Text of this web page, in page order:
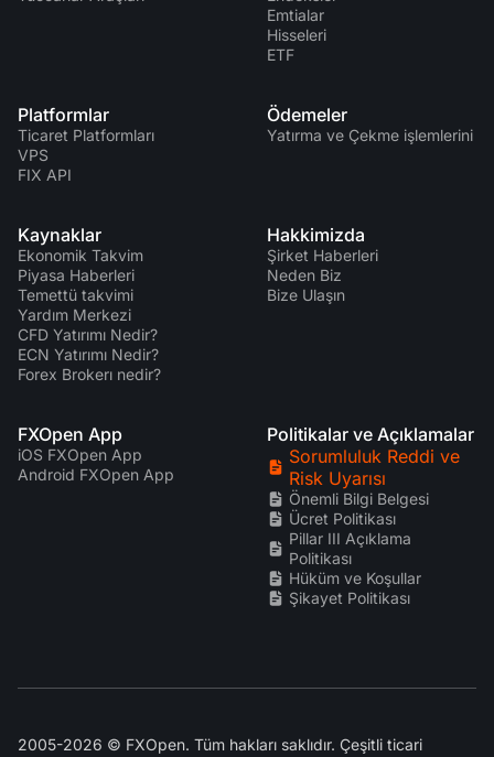
Emtialar
Hisseleri
ETF
Platformlar
Ticaret Platformları
VPS
FIX API
Ödemeler
Yatırma ve Çekme işlemlerini
Kaynaklar
Ekonomik Takvim
Piyasa Haberleri
Temettü takvimi
Yardım Merkezi
CFD Yatırımı Nedir?
ECN Yatırımı Nedir?
Forex Brokerı nedir?
Hakkimizda
Şirket Haberleri
Neden Biz
Bize Ulaşın
FXOpen App
iOS FXOpen App
Android FXOpen App
Politikalar ve Açıklamalar
Sorumluluk Reddi ve
Risk Uyarısı
Önemli Bilgi Belgesi
Ücret Politikası
Pillar III Açıklama
Politikası
Hüküm ve Koşullar
Şikayet Politikası
2005-2026 © FXOpen. Tüm hakları saklıdır. Çeşitli ticari